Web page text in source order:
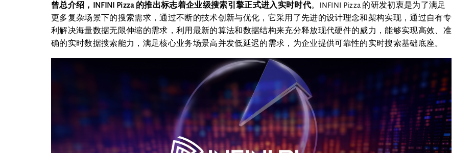
曾总介绍，INFINI Pizza 的推出标志着企业级搜索引擎正式进入实时时代。INFINI Pizza 的研发初衷是为了满足
更多复杂场景下的搜索需求，通过不断的技术创新与优化，它采用了先进的设计理念和架构实现，通过自有专
利解决海量数据无限伸缩的需求，利用最新的算法和数据结构来充分释放现代硬件的威力，能够实现高效、准
确的实时数据搜索能力，满足核心业务场景高并发低延迟的需求，为企业提供可靠性的实时搜索基础底座。